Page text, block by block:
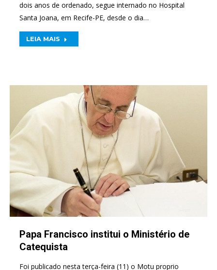
dois anos de ordenado, segue internado no Hospital
Santa Joana, em Recife-PE, desde o dia…
LEIA MAIS
Papa Francisco institui o Ministério de
Catequista
Foi publicado nesta terça-feira (11) o Motu proprio